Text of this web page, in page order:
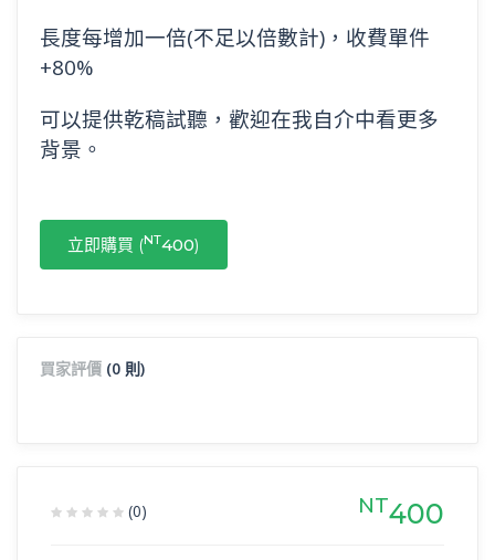
長度每增加一倍(不足以倍數計)，收費單件
+80%
可以提供乾稿試聽，歡迎在我自介中看更多
背景。
立即購買 (NT400)
買家評價 (0 則)
(0) NT400